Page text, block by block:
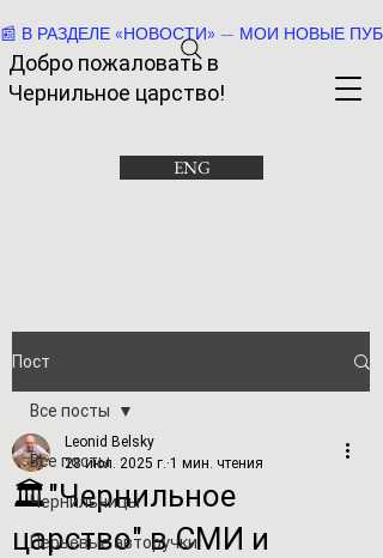
Добро пожаловать в
Чернильное царство!
ENG
📰 В РАЗДЕЛЕ «НОВОСТИ» — МОИ НОВЫЕ
Пост
Все посты
Чернильницы
Перьевые авторучки
Все посты
🏛️"Чернильное
царство" в СМИ и
Leonid Belsky
28 июл. 2025 г. 1 мин. чтения